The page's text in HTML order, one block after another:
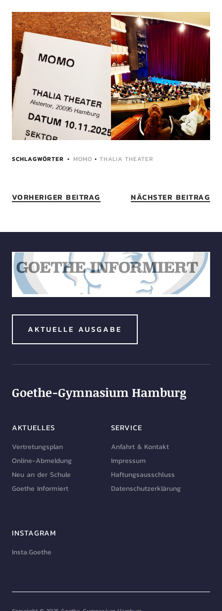
SCHLAGWÖRTER MOMO • THALIA THEATER
VORHERIGER BEITRAG NÄCHSTER BEITRAG
AKTUELLE AUSGABE
Goethe-Gymnasium Hamburg
AKTUELLES
Vertretungsplan
Online-Abmeldung
Neu an der Schule
Goethe Informiert
SERVICE
Anfahrt & Kontakt
Impressum
Haftungsausschluss
Datenschutzerklärung
INSTAGRAM
Insta.Goethe